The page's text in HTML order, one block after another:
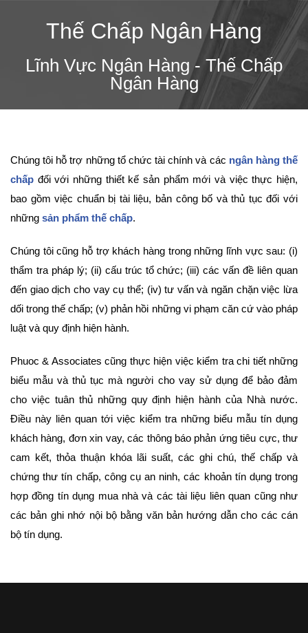
Thế Chấp Ngân Hàng
Lĩnh Vực Ngân Hàng - Thế Chấp
Ngân Hàng
Chúng tôi hỗ trợ những tổ chức tài chính và các ngân hàng thế
chấp đối với những thiết kế sản phẩm mới và việc thực hiện,
bao gồm việc chuẩn bị tài liệu, bản công bố và thủ tục đối với
những sản phẩm thế chấp.
Chúng tôi cũng hỗ trợ khách hàng trong những lĩnh vực sau: (i)
thẩm tra pháp lý; (ii) cấu trúc tổ chức; (iii) các vấn đề liên quan
đến giao dịch cho vay cụ thể; (iv) tư vấn và ngăn chặn việc lừa
dối trong thế chấp; (v) phản hồi những vi phạm căn cứ vào pháp
luật và quy định hiện hành.
Phuoc & Associates cũng thực hiện việc kiểm tra chi tiết những
biểu mẫu và thủ tục mà người cho vay sử dụng để bảo đảm
cho việc tuân thủ những quy định hiện hành của Nhà nước.
Điều này liên quan tới việc kiểm tra những biểu mẫu tín dụng
khách hàng, đơn xin vay, các thông báo phản ứng tiêu cực, thư
cam kết, thỏa thuận khóa lãi suất, các ghi chú, thế chấp và
chứng thư tín chấp, công cụ an ninh, các khoản tín dụng trong
hợp đồng tín dụng mua nhà và các tài liệu liên quan cũng như
các bản ghi nhớ nội bộ bằng văn bản hướng dẫn cho các cán
bộ tín dụng.